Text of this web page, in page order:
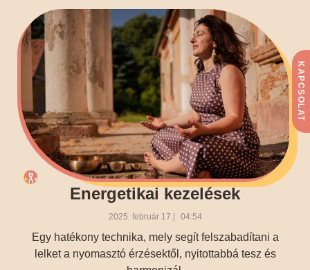
KAPCSOLAT
Energetikai kezelések
2025. február 17. 04:54
Egy hatékony technika, mely segít felszabadítani a
lelket a nyomasztó érzésektől, nyitottabbá tesz és